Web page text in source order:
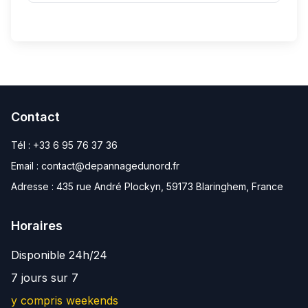
Contact
Tél : +33 6 95 76 37 36
Email : contact@depannagedunord.fr
Adresse : 435 rue André Plockyn, 59173 Blaringhem, France
Horaires
Disponible 24h/24
7 jours sur 7
y compris weekends